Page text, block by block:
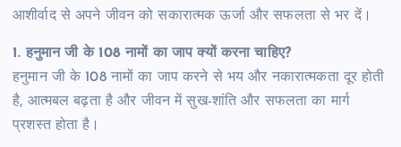
आशीर्वाद से अपने जीवन को सकारात्मक ऊर्जा और सफलता से भर दें।
1. हनुमान जी के 108 नामों का जाप क्यों करना चाहिए?
हनुमान जी के 108 नामों का जाप करने से भय और नकारात्मकता दूर होती
है, आत्मबल बढ़ता है और जीवन में सुख-शांति और सफलता का मार्ग
प्रशस्त होता है।